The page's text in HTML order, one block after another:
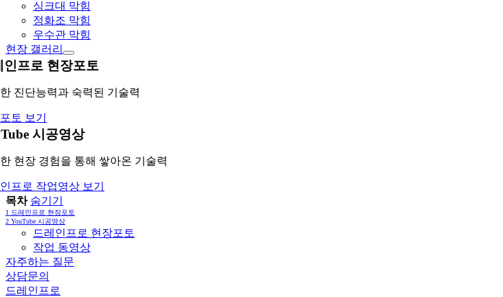
싱크대 막힘
정화조 막힘
우수관 막힘
현장 갤러리
인프로 현장포토
진단능력과 숙력된 기술력
토 보기
시공영상
현장 경험을 통해 쌓아온 기술력
프로 작업영상 보기
목차 숨기기
1 드레인프로 현장포토
2 YouTube 시공영상
드레인프로 현장포토
작업 동영상
자주하는 질문
상담문의
드레인프로